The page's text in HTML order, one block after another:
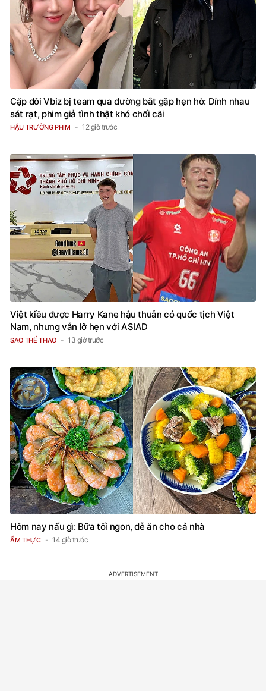
Cặp đôi Vbiz bị team qua đường bắt gặp hẹn hò: Dính nhau
sát rạt, phim giả tình thật khó chối cãi
HẬU TRƯỜNG PHIM 12 giờ trước
Việt kiều được Harry Kane hậu thuẫn có quốc tịch Việt
Nam, nhưng vẫn lỡ hẹn với ASIAD
SAO THỂ THAO 13 giờ trước
Hôm nay nấu gì: Bữa tối ngon, dễ ăn cho cả nhà
ẨM THỰC 14 giờ trước